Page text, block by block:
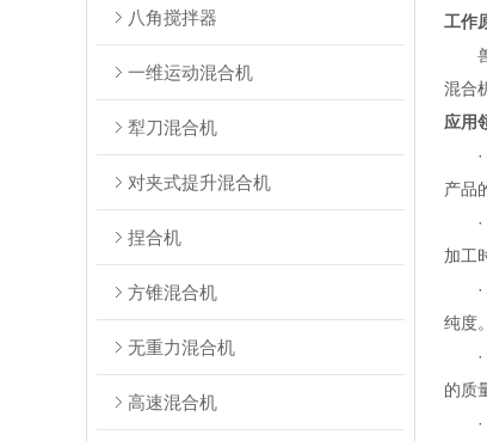
八角搅拌器
一维运动混合机
犁刀混合机
对夹式提升混合机
捏合机
方锥混合机
无重力混合机
高速混合机
工作
兽
混合
应用
·
产品
·
加工
·
纯度。
·
的质
·